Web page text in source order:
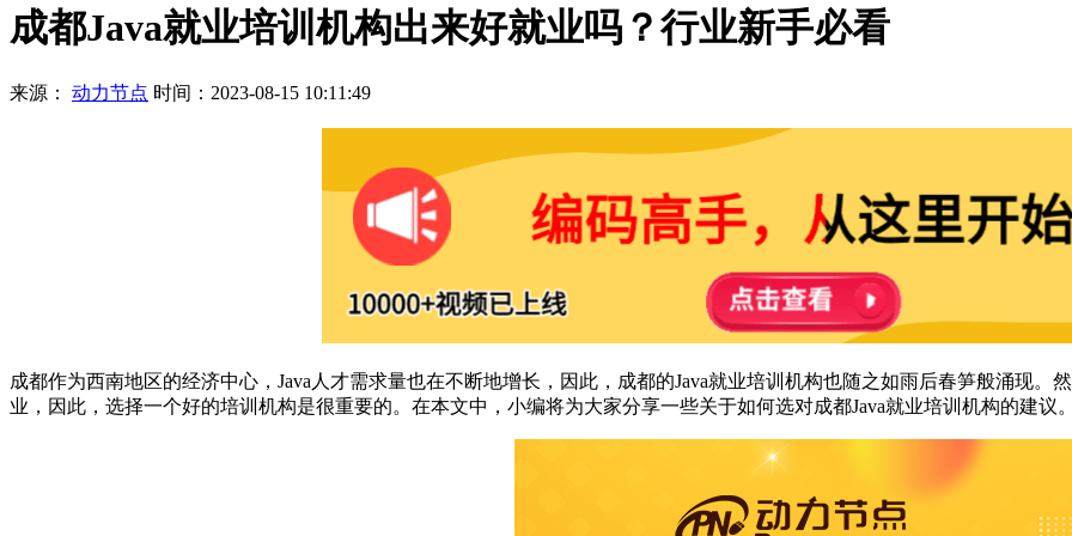
成都Java就业培训机构出来好就业吗？行业新手必看
来源： 动力节点 时间：2023-08-15 10:11:49
成都作为西南地区的经济中心，Java人才需求量也在不断地增长，因此，成都的Java就业培训机构也随之如雨后春笋般涌现
业，因此，选择一个好的培训机构是很重要的。在本文中，小编将为大家分享一些关于如何选对成都Java就业培训机构的建议